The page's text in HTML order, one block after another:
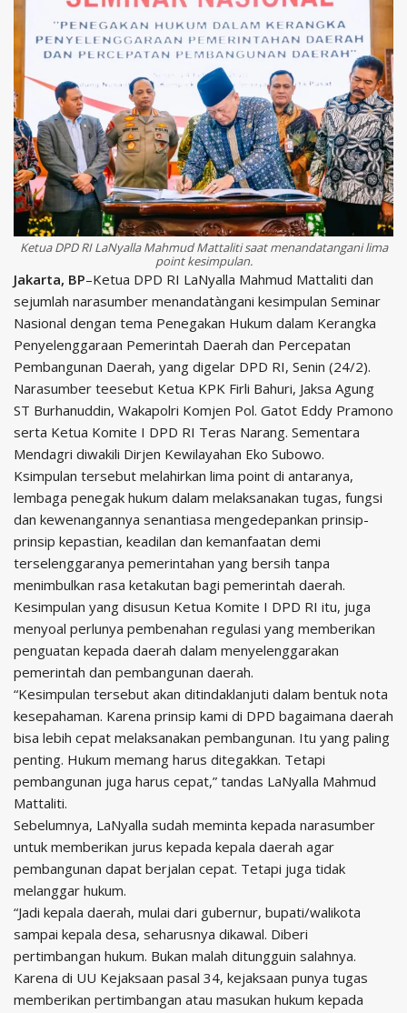
Ketua DPD RI LaNyalla Mahmud Mattaliti saat menandatangani lima
point kesimpulan.
Jakarta, BP–Ketua DPD RI LaNyalla Mahmud Mattaliti dan
sejumlah narasumber menandatàngani kesimpulan Seminar
Nasional dengan tema Penegakan Hukum dalam Kerangka
Penyelenggaraan Pemerintah Daerah dan Percepatan
Pembangunan Daerah, yang digelar DPD RI, Senin (24/2).
Narasumber teesebut Ketua KPK Firli Bahuri, Jaksa Agung
ST Burhanuddin, Wakapolri Komjen Pol. Gatot Eddy Pramono
serta Ketua Komite I DPD RI Teras Narang. Sementara
Mendagri diwakili Dirjen Kewilayahan Eko Subowo.
Ksimpulan tersebut melahirkan lima point di antaranya,
lembaga penegak hukum dalam melaksanakan tugas, fungsi
dan kewenangannya senantiasa mengedepankan prinsip-
prinsip kepastian, keadilan dan kemanfaatan demi
terselenggaranya pemerintahan yang bersih tanpa
menimbulkan rasa ketakutan bagi pemerintah daerah.
Kesimpulan yang disusun Ketua Komite I DPD RI itu, juga
menyoal perlunya pembenahan regulasi yang memberikan
penguatan kepada daerah dalam menyelenggarakan
pemerintah dan pembangunan daerah.
“Kesimpulan tersebut akan ditindaklanjuti dalam bentuk nota
kesepahaman. Karena prinsip kami di DPD bagaimana daerah
bisa lebih cepat melaksanakan pembangunan. Itu yang paling
penting. Hukum memang harus ditegakkan. Tetapi
pembangunan juga harus cepat,” tandas LaNyalla Mahmud
Mattaliti.
Sebelumnya, LaNyalla sudah meminta kepada narasumber
untuk memberikan jurus kepada kepala daerah agar
pembangunan dapat berjalan cepat. Tetapi juga tidak
melanggar hukum.
“Jadi kepala daerah, mulai dari gubernur, bupati/walikota
sampai kepala desa, seharusnya dikawal. Diberi
pertimbangan hukum. Bukan malah ditungguin salahnya.
Karena di UU Kejaksaan pasal 34, kejaksaan punya tugas
memberikan pertimbangan atau masukan hukum kepada